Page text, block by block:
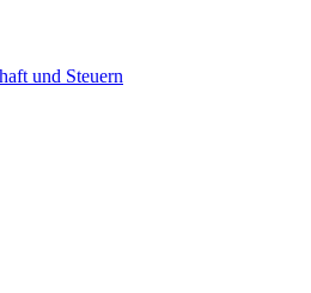
und Steuern